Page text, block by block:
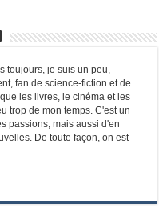
toujours, je suis un peu,
fan de science-fiction et de
les livres, le cinéma et les
trop de mon temps. C'est un
passions, mais aussi d'en
De toute façon, on est